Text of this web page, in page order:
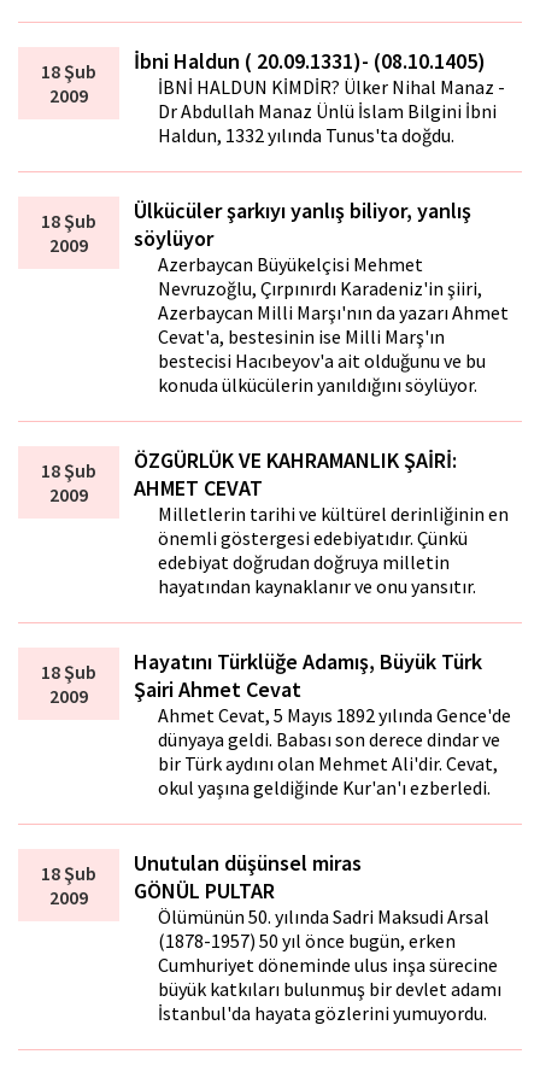
18 Şub
2009
İbni Haldun ( 20.09.1331)- (08.10.1405)
İBNİ HALDUN KİMDİR? Ülker Nihal Manaz -
Dr Abdullah Manaz Ünlü İslam Bilgini İbni
Haldun, 1332 yılında Tunus'ta doğdu.
18 Şub
2009
Ülkücüler şarkıyı yanlış biliyor, yanlış
söylüyor
Azerbaycan Büyükelçisi Mehmet
Nevruzoğlu, Çırpınırdı Karadeniz'in şiiri,
Azerbaycan Milli Marşı'nın da yazarı Ahmet
Cevat'a, bestesinin ise Milli Marş'ın
bestecisi Hacıbeyov'a ait olduğunu ve bu
konuda ülkücülerin yanıldığını söylüyor.
18 Şub
2009
ÖZGÜRLÜK VE KAHRAMANLIK ŞAİRİ:
AHMET CEVAT
Milletlerin tarihi ve kültürel derinliğinin en
önemli göstergesi edebiyatıdır. Çünkü
edebiyat doğrudan doğruya milletin
hayatından kaynaklanır ve onu yansıtır.
18 Şub
2009
Hayatını Türklüğe Adamış, Büyük Türk
Şairi Ahmet Cevat
Ahmet Cevat, 5 Mayıs 1892 yılında Gence'de
dünyaya geldi. Babası son derece dindar ve
bir Türk aydını olan Mehmet Ali'dir. Cevat,
okul yaşına geldiğinde Kur'an'ı ezberledi.
18 Şub
2009
Unutulan düşünsel miras
GÖNÜL PULTAR
Ölümünün 50. yılında Sadri Maksudi Arsal
(1878-1957) 50 yıl önce bugün, erken
Cumhuriyet döneminde ulus inşa sürecine
büyük katkıları bulunmuş bir devlet adamı
İstanbul'da hayata gözlerini yumuyordu.